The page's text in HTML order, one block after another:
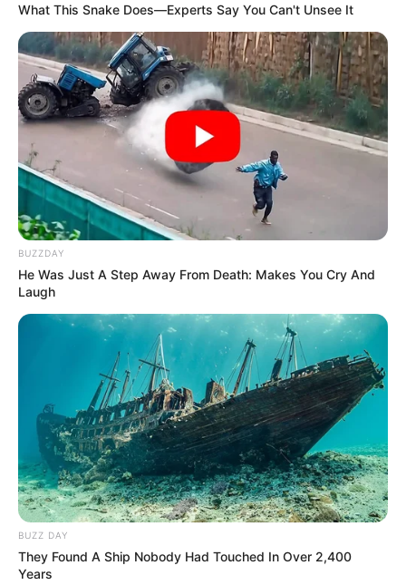
What This Snake Does—Experts Say You Can't Unsee It
BUZZDAY
He Was Just A Step Away From Death: Makes You Cry And
Laugh
BUZZ DAY
They Found A Ship Nobody Had Touched In Over 2,400
Years